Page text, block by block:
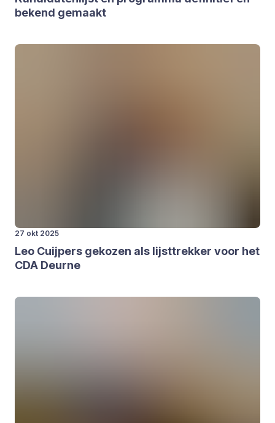
bekend gemaakt
27 okt 2025
Leo Cuij­pers geko­zen als lijst­trek­ker voor het
CDA Deur­ne